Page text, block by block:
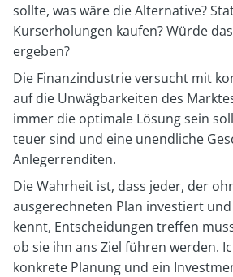
sollte, was wäre die Alternative?
Kurserholungen kaufen? Würde
ergeben?
Die Finanzindustrie versucht mit
auf die Unwägbarkeiten des
immer die optimale Lösung sein
teuer sind und eine unendliche
Anlegerrenditen.
Die Wahrheit ist, dass jeder, der
ausgerechneten Plan investiert
kennt, Entscheidungen treffen
ob sie ihn ans Ziel führen werden.
konkrete Planung und ein